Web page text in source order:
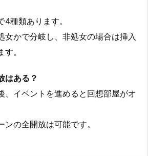
種類あります。
女かで分岐し、非処女の場合は挿入
。
はある？
、イベントを進めると回想部屋がオ
の全開放は可能です。